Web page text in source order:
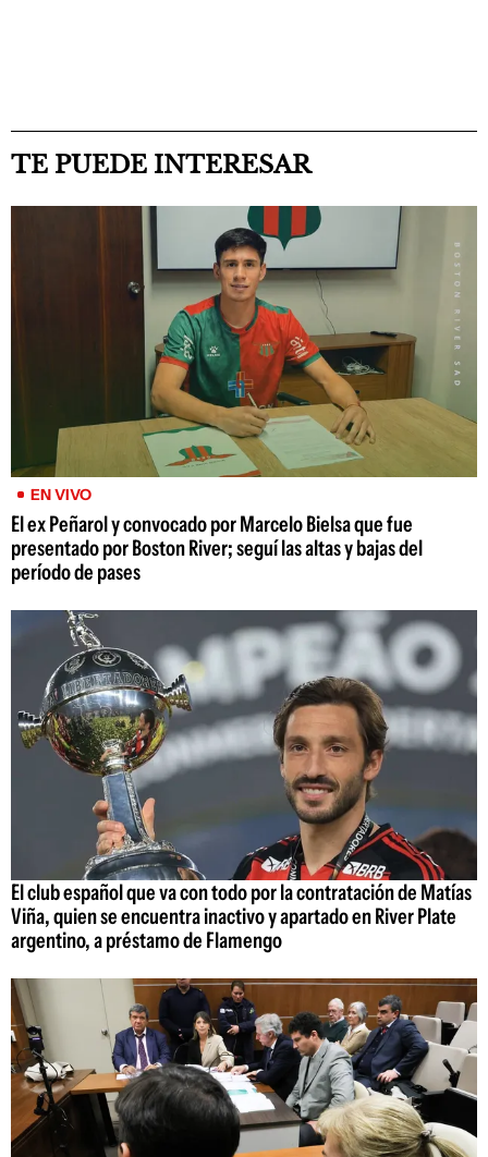
TE PUEDE INTERESAR
EN VIVO
El ex Peñarol y convocado por Marcelo Bielsa que fue
presentado por Boston River; seguí las altas y bajas del
período de pases
El club español que va con todo por la contratación de Matías
Viña, quien se encuentra inactivo y apartado en River Plate
argentino, a préstamo de Flamengo